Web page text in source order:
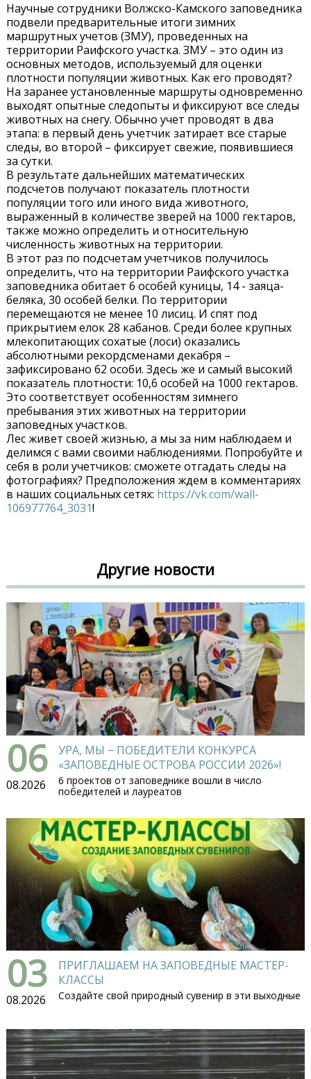
Научные сотрудники Волжско-Камского заповедника
подвели предварительные итоги зимних
маршрутных учетов (ЗМУ), проведенных на
территории Раифского участка. ЗМУ – это один из
основных методов, используемый для оценки
плотности популяции животных. Как его проводят?
На заранее установленные маршруты одновременно
выходят опытные следопыты и фиксируют все следы
животных на снегу. Обычно учет проводят в два
этапа: в первый день учетчик затирает все старые
следы, во второй – фиксирует свежие, появившиеся
за сутки.
В результате дальнейших математических
подсчетов получают показатель плотности
популяции того или иного вида животного,
выраженный в количестве зверей на 1000 гектаров,
также можно определить и относительную
численность животных на территории.
В этот раз по подсчетам учетчиков получилось
определить, что на территории Раифского участка
заповедника обитает 6 особей куницы, 14 - заяца-
беляка, 30 особей белки. По территории
перемещаются не менее 10 лисиц. И спят под
прикрытием елок 28 кабанов. Среди более крупных
млекопитающих сохатые (лоси) оказались
абсолютными рекордсменами декабря –
зафиксировано 62 особи. Здесь же и самый высокий
показатель плотности: 10,6 особей на 1000 гектаров.
Это соответствует особенностям зимнего
пребывания этих животных на территории
заповедных участков.
Лес живет своей жизнью, а мы за ним наблюдаем и
делимся с вами своими наблюдениями. Попробуйте и
себя в роли учетчиков: сможете отгадать следы на
фотографиях? Предположения ждем в комментариях
в наших социальных сетях: https://vk.com/wall-
106977764_3031!
Другие новости
06
08.2026
УРА, МЫ − ПОБЕДИТЕЛИ КОНКУРСА
«ЗАПОВЕДНЫЕ ОСТРОВА РОССИИ 2026»!
6 проектов от заповеднике вошли в число
победителей и лауреатов
03
08.2026
ПРИГЛАШАЕМ НА ЗАПОВЕДНЫЕ МАСТЕР-
КЛАССЫ
Создайте свой природный сувенир в эти выходные